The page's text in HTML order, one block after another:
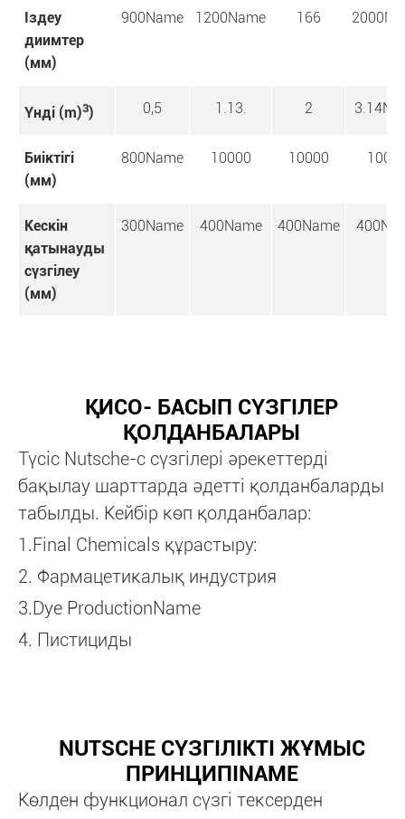
Іздеу
диимтер
(мм)
900Name 1200Name 166
Үнді (m)3) 0,5 1.13. 2
Биіктігі
(мм)
800Name 10000 10000
Кескін
қатынауды
сүзгілеу
(мм)
300Name 400Name 400Name
ҚИСО- БАСЫП СҮЗГІЛЕР
ҚОЛДАНБАЛАРЫ
Түсіс Nutsche-с сүзгілері әрекеттерді
бақылау шарттарда әдетті қолданбаларды
табылды. Кейбір көп қолданбалар:
1.Final Chemicals құрастыру:
2. Фармацетикалық индустрия
3.Dye ProductionName
4. Пистициды
NUTSCHE СҮЗГІЛІКТІ ЖҰМЫС
ПРИНЦИПІNAME
Көлден функционал сүзгі тексерден